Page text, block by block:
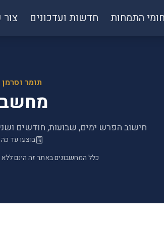
התמחות חדשות ועדכונים
תומר
חישוב הפרש ימים, שבועות, חודשים
בוצעו עד כה
כלל המחשבונים באתר זה הינם